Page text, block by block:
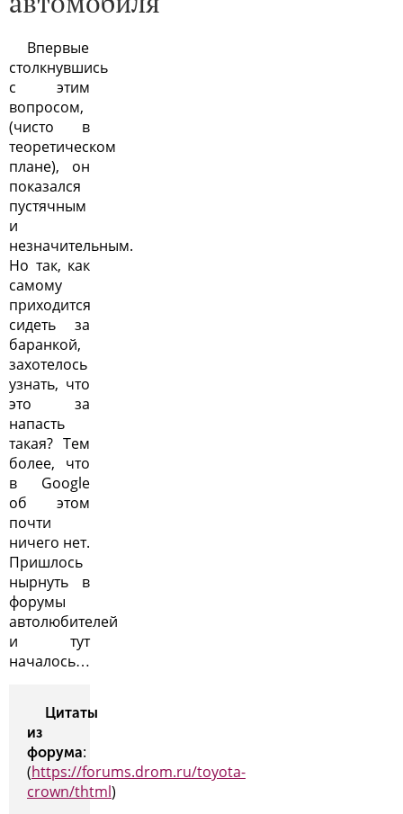
Впервые
столкнувшись
с этим
вопросом,
(чисто в
теоретическом
плане), он
показался
пустячным
и
незначительным.
Но так, как
самому
приходится
сидеть за
баранкой,
захотелось
узнать, что
это за
напасть
такая? Тем
более, что
в Google
об этом
почти
ничего нет.
Пришлось
нырнуть в
форумы
автолюбителей
и тут
началось…
Цитаты
из
форума:
(https://forums.drom.ru/toyota-
crown/thtml)